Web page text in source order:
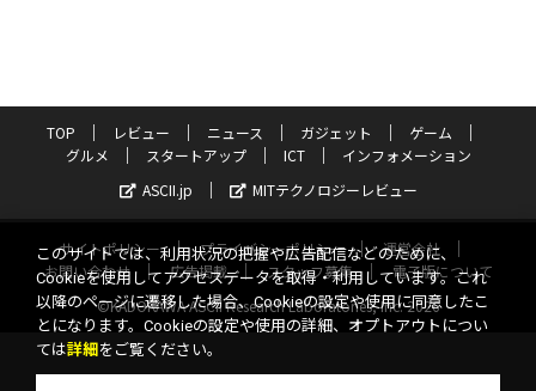
TOP レビュー ニュース ガジェット
ゲーム
グルメ
スタートアップ ICT
インフォメーション
ASCII.jp
MITテクノロジーレビュー
サイトポリシー プライバシーポリシー
運営会社
お問い合わせ
広告掲載 スタッフ募集
電子版について
©KADOKAWA ASCII Research Laboratories, Inc. 2026
このサイトでは、利用状況の把握や広告配信などのために、
Cookieを使用してアクセスデータを取得・利用しています。これ
以降のページに遷移した場合、Cookieの設定や使用に同意したこ
とになります。Cookieの設定や使用の詳細、オプトアウトについ
ては詳細 をご覧ください。